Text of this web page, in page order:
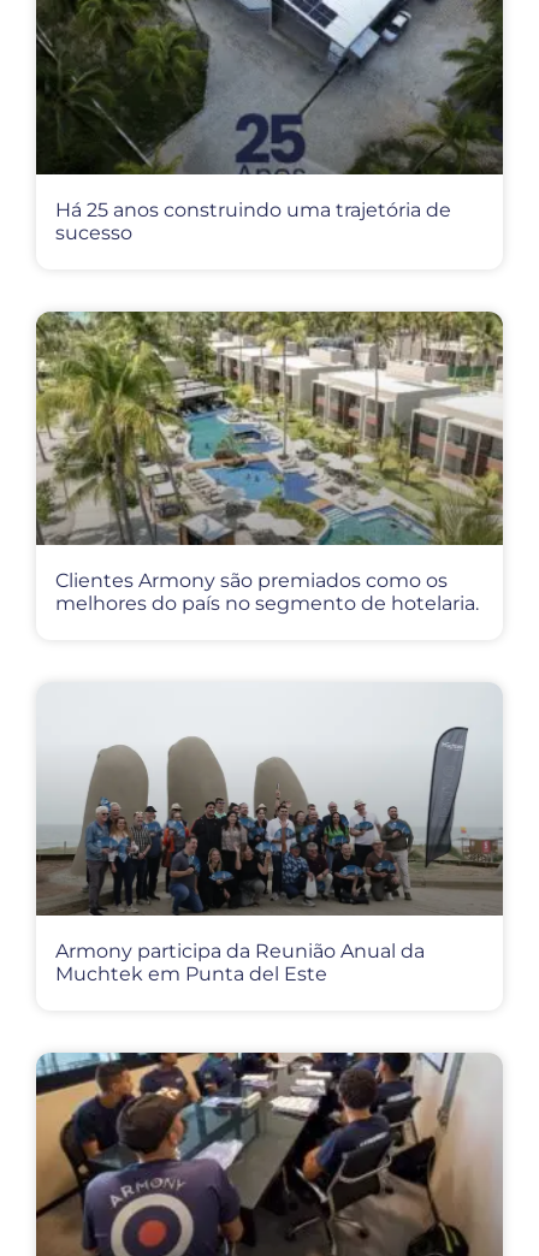
Há 25 anos construindo uma trajetória de
sucesso
Clientes Armony são premiados como os
melhores do país no segmento de hotelaria.
Armony participa da Reunião Anual da
Muchtek em Punta del Este